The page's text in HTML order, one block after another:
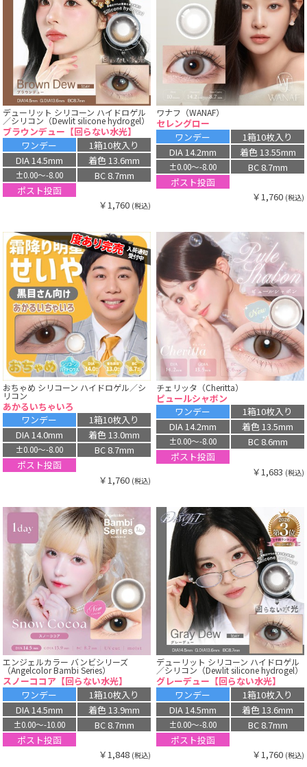
デューリット シリコーン ハイドロゲル
／シリコン（Dewlit silicone hydrogel）
ブラウンデュー【回らない水光】
ワンデー
1箱10枚入り
DIA 14.5mm
着色 13.6mm
±0.00〜-8.00
BC 8.7mm
ポスト投函
￥1,760 (税込)
ワナフ（WANAF）
セレングロー
ワンデー
1箱10枚入り
DIA 14.2mm
着色 13.55mm
±0.00〜-8.00
BC 8.7mm
ポスト投函
￥1,760 (税込)
おちゃめ シリコーン ハイドロゲル／シ
リコン
あかるいちゃいろ
ワンデー
1箱10枚入り
DIA 14.0mm
着色 13.0mm
±0.00〜-8.00
BC 8.7mm
ポスト投函
￥1,760 (税込)
チェリッタ（Cheritta）
ピュールシャボン
ワンデー
1箱10枚入り
DIA 14.2mm
着色 13.5mm
±0.00〜-8.00
BC 8.6mm
ポスト投函
￥1,683 (税込)
エンジェルカラー バンビシリーズ
（Angelcolor Bambi Series）
スノーココア【回らない水光】
ワンデー
1箱10枚入り
DIA 14.5mm
着色 13.9mm
±0.00〜-10.00
BC 8.7mm
ポスト投函
￥1,848 (税込)
デューリット シリコーン ハイドロゲル
／シリコン（Dewlit silicone hydrogel）
グレーデュー【回らない水光】
ワンデー
1箱10枚入り
DIA 14.5mm
着色 13.6mm
±0.00〜-8.00
BC 8.7mm
ポスト投函
￥1,760 (税込)